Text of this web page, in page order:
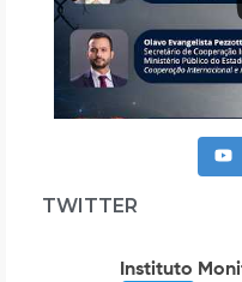
TWITTER
Instituto